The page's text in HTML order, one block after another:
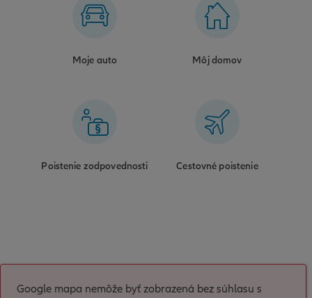
Moje auto Môj domov
Poistenie zodpovednosti Cestovné poistenie
Google mapa nemôže byť zobrazená bez súhlasu s